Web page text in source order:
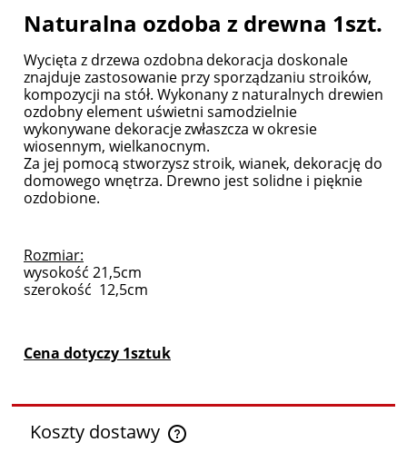
Naturalna ozdoba z drewna 1szt.
Wycięta z drzewa ozdobna dekoracja doskonale
znajduje zastosowanie przy sporządzaniu stroików,
kompozycji na stół. Wykonany z naturalnych drewien
ozdobny element uświetni samodzielnie
wykonywane dekoracjezwłaszcza w okresie
wiosennym, wielkanocnym.
Za jej pomocą stworzysz stroik, wianek, dekorację do
domowego wnętrza. Drewno jest solidne i pięknie
ozdobione.
Rozmiar:
wysokość 21,5cm
szerokość 12,5cm
Cena dotyczy 1sztuk
Koszty dostawy
Cena nie zawiera ewentualnych kosztów płatności